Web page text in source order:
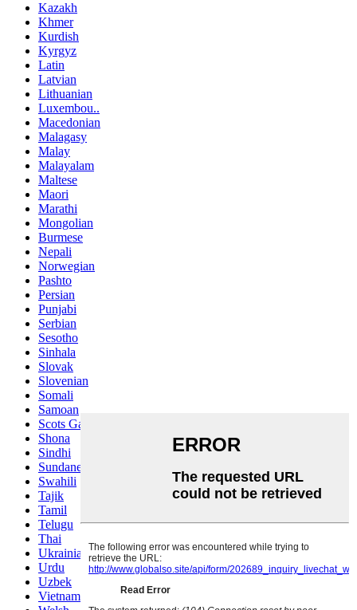
Kazakh
Khmer
Kurdish
Kyrgyz
Latin
Latvian
Lithuanian
Luxembou..
Macedonian
Malagasy
Malay
Malayalam
Maltese
Maori
Marathi
Mongolian
Burmese
Nepali
Norwegian
Pashto
Persian
Punjabi
Serbian
Sesotho
Sinhala
Slovak
Slovenian
Somali
Samoan
Scots Gaelic
Shona
Sindhi
Sundanese
Swahili
Tajik
Tamil
Telugu
Thai
Ukrainian
Urdu
Uzbek
Vietnamese